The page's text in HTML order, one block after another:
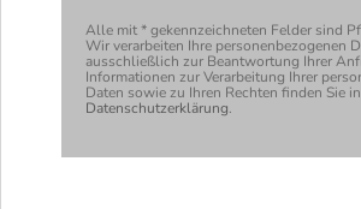
Alle mit * gekennzeichneten Felder sind
Wir verarbeiten Ihre personen­bezogenen
ausschließlich zur Beantwortung Ihrer
Informationen zur Verarbeitung Ihrer
Daten sowie zu Ihren Rechten finden Sie
Datenschutzerklärung.